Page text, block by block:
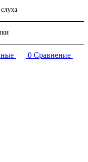
0 Сравнение